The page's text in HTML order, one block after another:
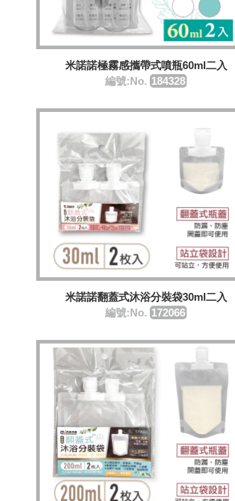
米諾諾極霧感攜帶式噴瓶60ml二入
編號:No. 184328
米諾諾翻蓋式沐浴分裝袋30ml二入
編號:No. 172066